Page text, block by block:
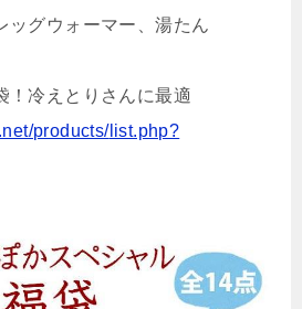
ッグウォーマー、湯たん
！冷えとりさんに最適
products/list.php?